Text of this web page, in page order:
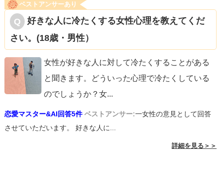
ベストアンサーあり
好きな人に冷たくする女性心理を教えてくだ
さい。(18歳・男性）
女性が好きな人に対して冷たくすることがある
と聞きます。どういった心理で冷たくしている
のでしょうか？女...
恋愛マスター&AI回答5件 ベストアンサー:一女性の意見として回答
させていただいます。 好きな人に...
詳細を見る＞＞